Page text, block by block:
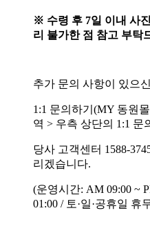
※ 수령 후 7일 이내 사
리 불가한 점 참고 부탁
추가 문의 사항이 있으
1:1 문의하기(MY 동원
역 > 우측 상단의 1:1
당사 고객센터 1588-
리겠습니다.
(운영시간: AM 09:00 ~
01:00 / 토·일·공휴일 휴